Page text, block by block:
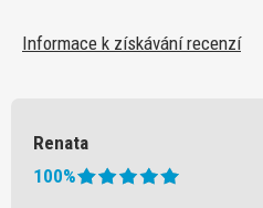
Informace k získávání recenzí
Renata
100%